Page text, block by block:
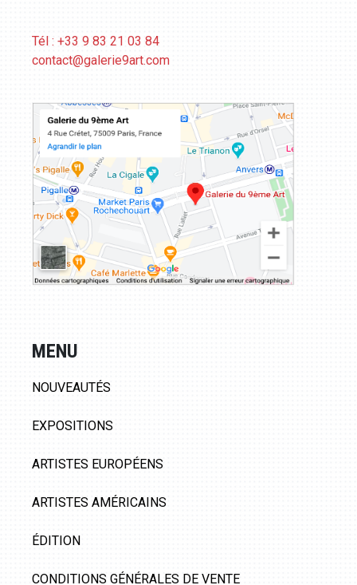
Tél : +33 9 83 21 03 84
contact@galerie9art.com
MENU
NOUVEAUTÉS
EXPOSITIONS
ARTISTES EUROPÉENS
ARTISTES AMÉRICAINS
ÉDITION
CONDITIONS GÉNÉRALES DE VENTE